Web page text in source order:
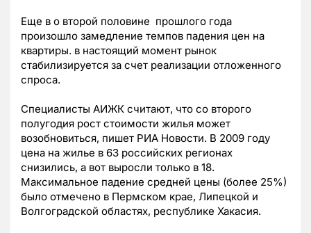
Еще в о второй половине прошлого года
произошло замедление темпов падения цен на
квартиры. в настоящий момент рынок
стабилизируется за счет реализации отложенного
спроса.
Специалисты АИЖК считают, что со второго
полугодия рост стоимости жилья может
возобновиться, пишет РИА Новости. В 2009 году
цена на жилье в 63 российских регионах
снизились, а вот выросли только в 18.
Максимальное падение средней цены (более 25%)
было отмечено в Пермском крае, Липецкой и
Волгоградской областях, республике Хакасия.